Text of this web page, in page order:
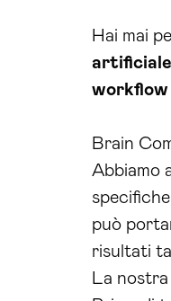
Hai mai
artificiale
Brain
Abbiamo
può
risultati
La